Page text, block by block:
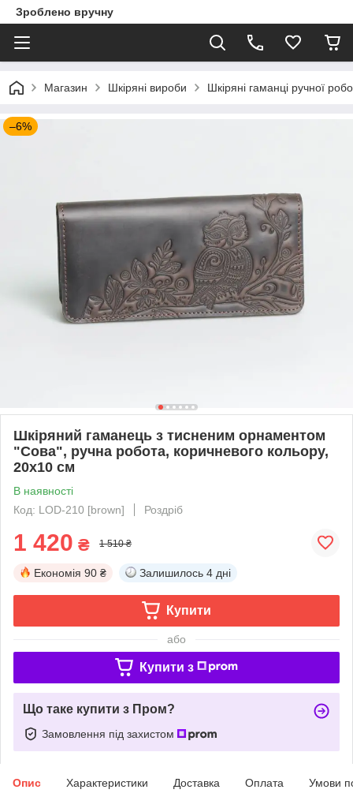
Зроблено вручну
Магазин Шкіряні вироби Шкіряні гаманці ручної
–6%
Шкіряний гаманець з тисненим орнаментом
"Сова", ручна робота, коричневого кольору,
20х10 см
В наявності
Код: LOD-210 [brown]
Роздріб
1 420 ₴ 1 510 ₴
Економія 90 ₴ Залишилось 4 дні
Купити
або
Купити з
Що таке купити з Пром?
Замовлення під захистом
Опис Характеристики Доставка Оплата Умови